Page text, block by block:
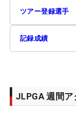
ツアー登録選手
記録成績
JLPGA 週間